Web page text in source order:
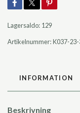
Lagersaldo: 129
Artikelnummer:K037-
INFORMATION
Beskrivning